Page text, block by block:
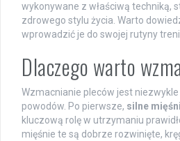
wykonywane z właściwą techniką,
zdrowego stylu życia. Warto
wprowadzić je do swojej rutyny
Dlaczego warto
Wzmacnianie pleców jest
powodów. Po pierwsze, silne
kluczową rolę w utrzymaniu
mięśnie te są dobrze rozwinięte,